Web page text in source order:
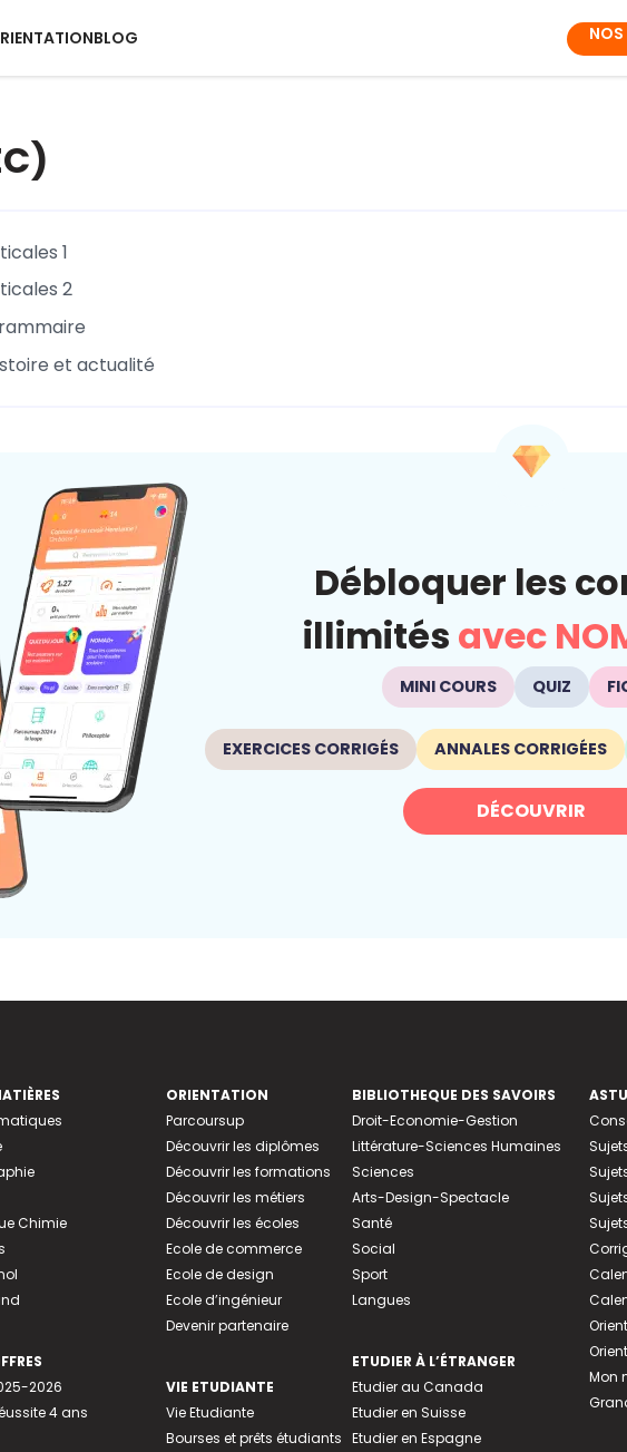
BLOG NOS
1
2
et actualité
Débloquer les
illimités avec
MINI COURS QUIZ
EXERCICES CORRIGÉS ANNALES CORRIGÉES
DÉCOUVRIR
Chimie
2026
4 ans
ORIENTATION
Parcoursup
Découvrir les diplômes
Découvrir les formations
Découvrir les métiers
Découvrir les écoles
Ecole de commerce
Ecole de design
Ecole d’ingénieur
Devenir partenaire
VIE ETUDIANTE
Vie Etudiante
Bourses et prêts étudiants
BIBLIOTHEQUE DES SAVOIRS
Droit-Economie-Gestion
Littérature-Sciences Humaines
Sciences
Arts-Design-Spectacle
Santé
Social
Sport
Langues
ETUDIER À L’ÉTRANGER
Etudier au Canada
Etudier en Suisse
Etudier en Espagne
Mon